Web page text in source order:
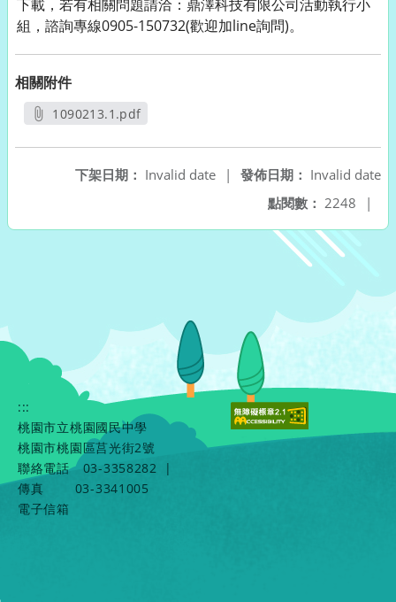
下載，若有相關問題請洽：鼎澤科技有限公司活動執行小
組，諮詢專線0905-150732(歡迎加line詢問)。
相關附件
1090213.1.pdf
發佈日期： Invalid date
下架日期： Invalid date
|
點閱數： 2248 |
:::
桃園市立桃園國民中學
桃園市桃園區莒光街2號
聯絡電話
03-3358282
|
傳真
03-3341005
電子信箱